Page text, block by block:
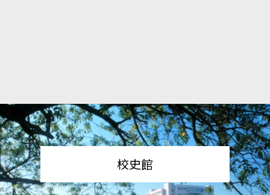
校史館